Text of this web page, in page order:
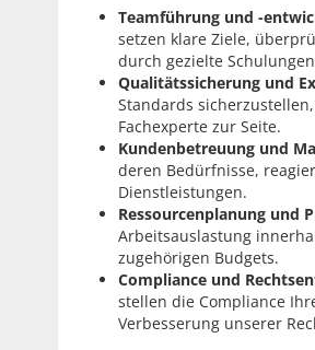
Teamführung und -
setzen klare Ziele,
durch gezielte
Qualitätssicherung und
Standards
Fachexperte zur Seite.
Kundenbetreuung und
deren Bedürfnisse,
Dienstleistungen.
Ressourcenplanung und
Arbeitsauslastung
zugehörigen Budgets.
Compliance und
stellen die Compliance
Verbesserung unserer